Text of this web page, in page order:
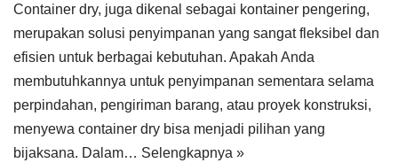
Container dry, juga dikenal sebagai kontainer pengering,
merupakan solusi penyimpanan yang sangat fleksibel dan
efisien untuk berbagai kebutuhan. Apakah Anda
membutuhkannya untuk penyimpanan sementara selama
perpindahan, pengiriman barang, atau proyek konstruksi,
menyewa container dry bisa menjadi pilihan yang
bijaksana. Dalam… Selengkapnya »